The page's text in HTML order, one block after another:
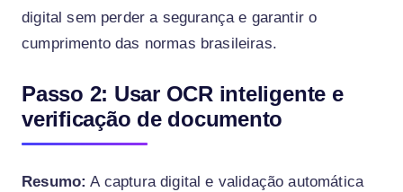
digital sem perder a segurança e garantir o
cumprimento das normas brasileiras.
Passo 2: Usar OCR inteligente e
verificação de documento
Resumo: A captura digital e validação automática